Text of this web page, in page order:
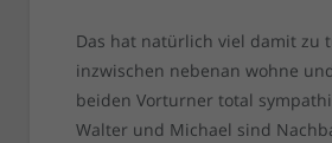
Das hat natürlich viel damit zu
inzwischen nebenan wohne
beiden Vorturner total
Walter und Michael sind